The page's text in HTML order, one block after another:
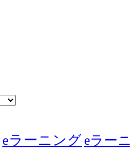
eラーニング eラー